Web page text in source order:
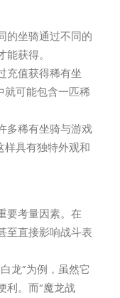
的坐骑通过不同的
获得。
充值获得稀有坐
就可能包含一匹稀
多稀有坐骑与游戏
样具有独特外观和
要考量因素。在
至直接影响战斗表
龙”为例，虽然它
利。而“魔龙战